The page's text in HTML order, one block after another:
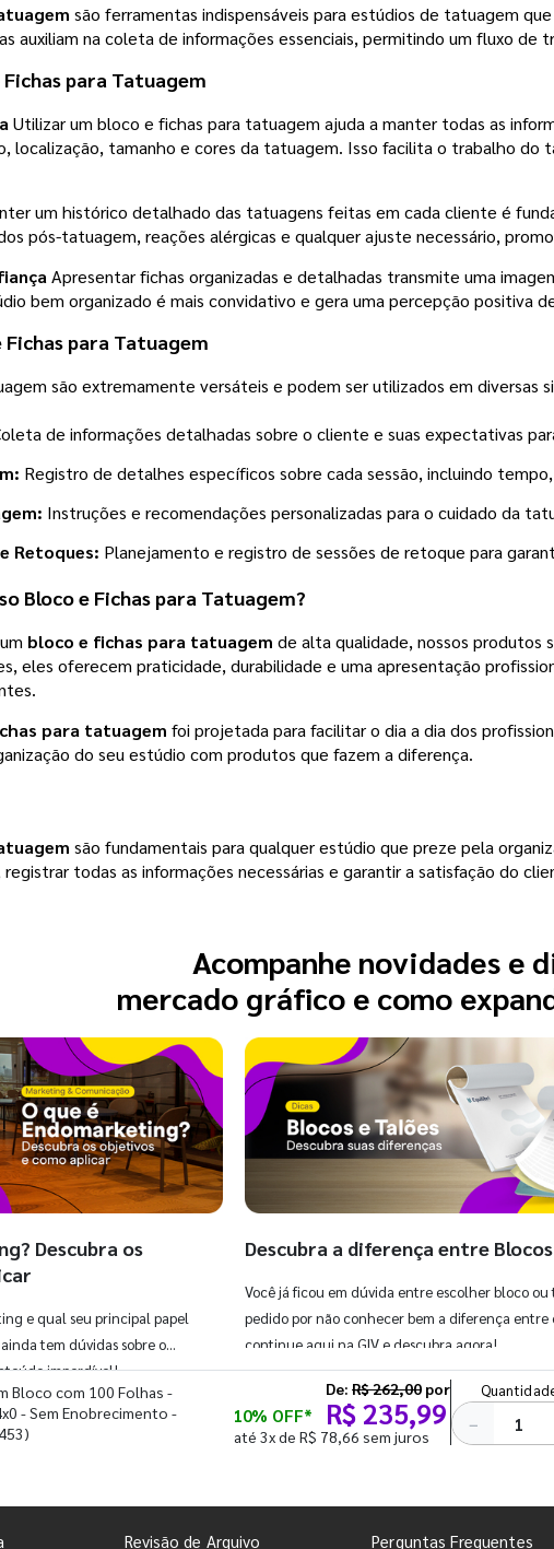
são ferramentas indispensáveis para estúdios de tatuagem
auxiliam na coleta de informações essenciais, permitindo um fluxo de
para Tatuagem
Utilizar um bloco e fichas para tatuagem ajuda a manter todas as
localização, tamanho e cores da tatuagem. Isso facilita o trabalho do
um histórico detalhado das tatuagens feitas em cada cliente é
pós-tatuagem, reações alérgicas e qualquer ajuste necessário,
Apresentar fichas organizadas e detalhadas transmite uma
bem organizado é mais convidativo e gera uma percepção positiva
para Tatuagem
são extremamente versáteis e podem ser utilizados em diversas
de informações detalhadas sobre o cliente e suas expectativas
Registro de detalhes específicos sobre cada sessão, incluindo
Instruções e recomendações personalizadas para o cuidado da
Retoques: Planejamento e registro de sessões de retoque para
Bloco e Fichas para Tatuagem?
bloco e fichas para tatuagem de alta qualidade, nossos produtos
eles oferecem praticidade, durabilidade e uma apresentação
para tatuagem foi projetada para facilitar o dia a dia dos
do seu estúdio com produtos que fazem a diferença.
são fundamentais para qualquer estúdio que preze pela
todas as informações necessárias e garantir a satisfação do
Acompanhe novidades e
mercado gráfico e como
Descubra os
e qual seu principal papel
tem dúvidas sobre o
imperdível!
Descubra a diferença entre
Você já ficou em dúvida entre escolher bloco ou
pedido por não conhecer bem a diferença entre
continue aqui na GIV e descubra agora!
Bloco com 100 Folhas -
- Sem Enobrecimento -
10% OFF*
De: R$ 262,00 por
R$ 235,99
até 3x de R$ 78,66 sem juros
−
Revisão de Arquivo Perguntas Frequentes